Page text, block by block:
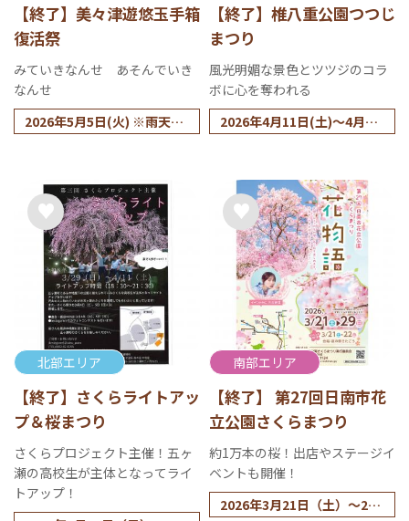
【終了】美々津遊悠玉手箱
復活祭
みていきなんせ あそんでいき
なんせ
2026年5月5日(火) ※雨天決
【終了】椎八重公園つつじ
まつり
風光明媚な景色とツツジのコラ
ボに心を奪われる
2026年4月11日(土)～4月下
場合がございます。
北部エリア
【終了】さくらライトアッ
プ＆桜まつり
さくらプロジェクト主催！五ヶ
瀬の高校生が主体となってライ
トアップ！
南部エリア
【終了】 第27回日南市花
立公園さくらまつり
約1万本の桜！出店やステージイ
ベントも開催！
2026年3月21日（土）～29